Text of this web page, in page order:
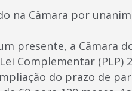
na Câmara por
presente, a Câmara
Complementar (PLP)
do prazo de